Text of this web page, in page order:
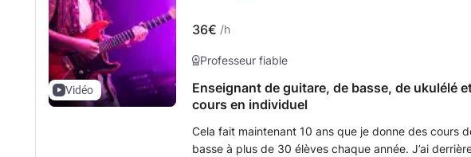
Vidéo
36€ /h
Professeur fiable
Enseignant de guitare, de basse, de ukulélé
cours en individuel
Cela fait maintenant 10 ans que je donne des cours
basse à plus de 30 élèves chaque année. J’ai